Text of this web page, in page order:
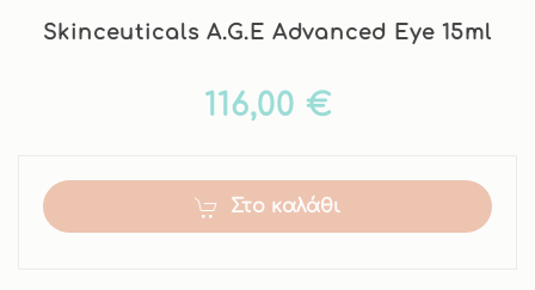
Skinceuticals A.G.E Advanced Eye 15ml
116,00 €
Στο καλάθι